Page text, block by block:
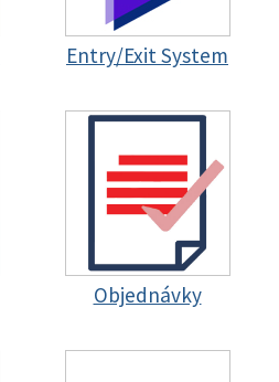
Entry/Exit System
Objednávky